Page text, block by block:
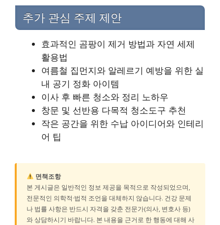
추가 관심 주제 제안
효과적인 곰팡이 제거 방법과 자연 세제
활용법
여름철 집먼지와 알레르기 예방을 위한 실
내 공기 정화 아이템
이사 후 빠른 청소와 정리 노하우
창문 및 선반용 다목적 청소도구 추천
작은 공간을 위한 수납 아이디어와 인테리
어 팁
면책조항
본 게시글은 일반적인 정보 제공을 목적으로 작성되었으며,
전문적인 의학적·법적 조언을 대체하지 않습니다. 건강 문제
나 법률 사항은 반드시 자격을 갖춘 전문가(의사, 변호사 등)
와 상담하시기 바랍니다. 본 내용을 근거로 한 행동에 대해 사